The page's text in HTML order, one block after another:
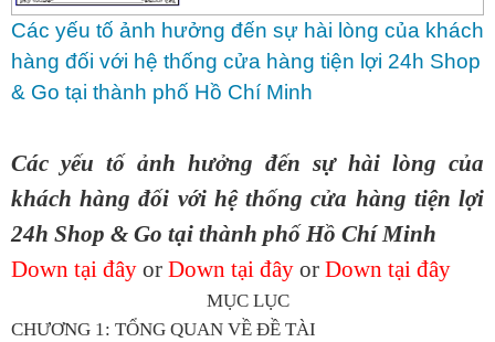
Các yếu tố ảnh hưởng đến sự hài lòng của khách
hàng đối với hệ thống cửa hàng tiện lợi 24h Shop
& Go tại thành phố Hồ Chí Minh
Các yếu tố ảnh hưởng đến sự hài lòng của
khách hàng đối với hệ thống cửa hàng tiện lợi
24h Shop & Go tại thành phố Hồ Chí Minh
Down tại đây or Down tại đây or Down tại đây
MỤC LỤC
CHƯƠNG 1: TỔNG QUAN VỀ ĐỀ TÀI